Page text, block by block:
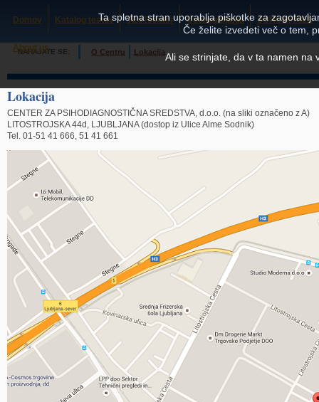
Domov Katalog testov TESTcenter Usposabljanja SCHUHFRIED
About us
NAHAJATE SE: O Centru Lokacija
Lokacija
CENTER ZA PSIHODIAGNOSTIČNA SREDSTVA, d.o.o. (na sliki označeno z A)
LITOSTROJSKA 44d, LJUBLJANA (dostop iz Ulice Alme Sodnik)
Tel. 01-51 41 666, 51 41 661
Ta spletna stran uporablja piškotke za
Če želite izvedeti več o tem,
Ali se strinjate, da v ta namen na